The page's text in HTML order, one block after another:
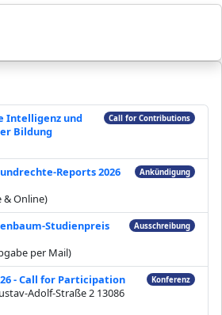
Intelligenz und
Bildung
Call for Contributions
Reports 2026
& Online)
Ankündigung
Studienpreis
per Mail)
Ausschreibung
- Call for Participation
Adolf-Straße 2 13086
Konferenz